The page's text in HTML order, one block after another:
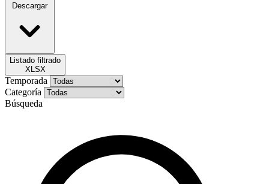
Descargar
Listado filtrado
XLSX
Temporada
Categoría
Búsqueda